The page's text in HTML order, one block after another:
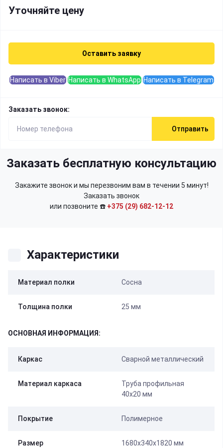
Уточняйте цену
Оставить заявку
Написать в Viber Написать в WhatsApp Написать в Telegram
Заказать звонок:
Отправить
Заказать бесплатную консультацию
Закажите звонок и мы перезвоним вам в течении 5 минут!
Заказать звонок
или позвоните ☎️ +375 (29) 682-12-12
Характеристики
Материал полки Сосна
Толщина полки 25 мм
ОСНОВНАЯ ИНФОРМАЦИЯ:
Каркас Сварной металлический
Материал каркаса
Труба профильная
40х20 мм
Покрытие Полимерное
Размер 1680х340х1820 мм